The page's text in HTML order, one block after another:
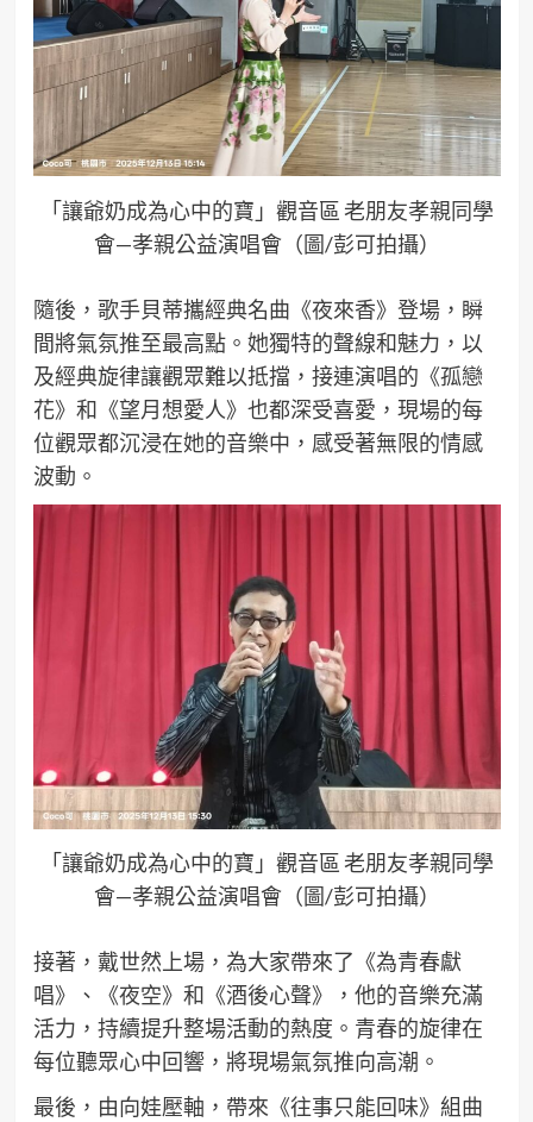
「讓爺奶成為心中的寶」觀音區 老朋友孝親同學
會—孝親公益演唱會（圖/彭可拍攝）
隨後，歌手貝蒂攜經典名曲《夜來香》登場，瞬
間將氣氛推至最高點。她獨特的聲線和魅力，以
及經典旋律讓觀眾難以抵擋，接連演唱的《孤戀
花》和《望月想愛人》也都深受喜愛，現場的每
位觀眾都沉浸在她的音樂中，感受著無限的情感
波動。
「讓爺奶成為心中的寶」觀音區 老朋友孝親同學
會—孝親公益演唱會（圖/彭可拍攝）
接著，戴世然上場，為大家帶來了《為青春獻
唱》、《夜空》和《酒後心聲》，他的音樂充滿
活力，持續提升整場活動的熱度。青春的旋律在
每位聽眾心中回響，將現場氣氛推向高潮。
最後，由向娃壓軸，帶來《往事只能回味》組曲